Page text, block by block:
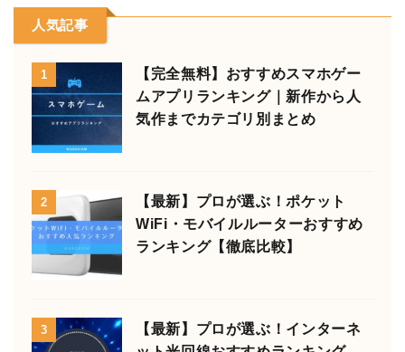
人気記事
1
【完全無料】おすすめスマホゲー
ムアプリランキング｜新作から人
気作までカテゴリ別まとめ
2
【最新】プロが選ぶ！ポケット
WiFi・モバイルルーターおすすめ
ランキング【徹底比較】
3
【最新】プロが選ぶ！インターネ